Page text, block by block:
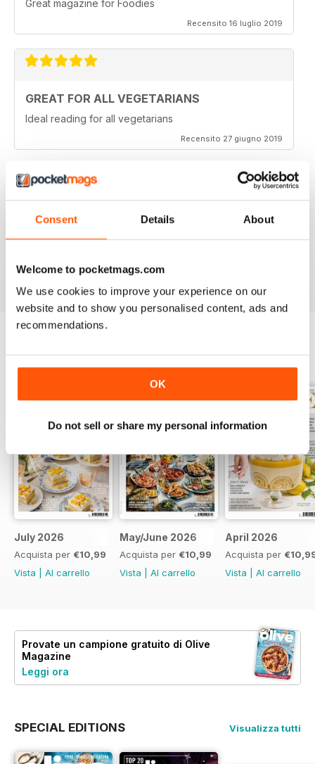
Consent Details About
Welcome to pocketmags.com
We use cookies to improve your experience on our
website and to show you personalised content, ads and
recommendations.
OK
Do not sell or share my personal information
Great magazine for Foodies
Recensito 16 luglio 2019
GREAT FOR ALL VEGETARIANS
Ideal reading for all vegetarians
Recensito 27 giugno 2019
LOVE IT
July 2026
Acquista per €10,99
Vista
Al carrello
May/June 2026
Acquista per €10,99
Vista
Al carrello
April 2026
Acquista per
Vista
Al carrello
Provate un campione gratuito di Olive
Magazine
Leggi ora
SPECIAL EDITIONS Visualizza tutti